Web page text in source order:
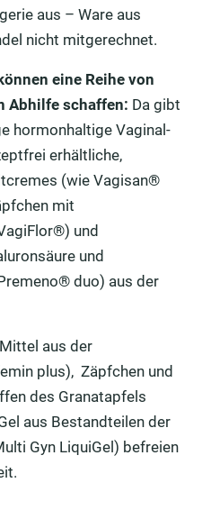
aus – Ware aus
nicht mitgerechnet.
eine Reihe von
Abhilfe schaffen: Da gibt
hormonhaltige Vaginal-
erhältliche,
(wie Vagisan®
mit
und
und
duo) aus der
aus der
plus), Zäpfchen und
des Granatapfels
aus Bestandteilen der
Gyn LiquiGel) befreien